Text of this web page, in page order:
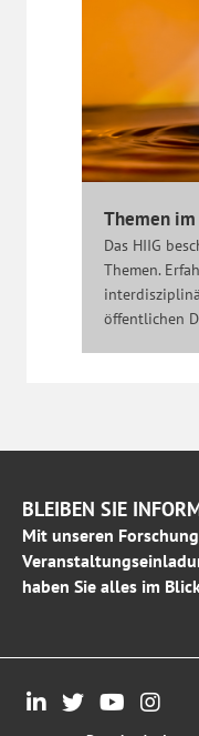
Themen im
Das HIIG
Themen.
öffentlichen
BLEIBEN SIE
Mit unseren
haben Sie alles im